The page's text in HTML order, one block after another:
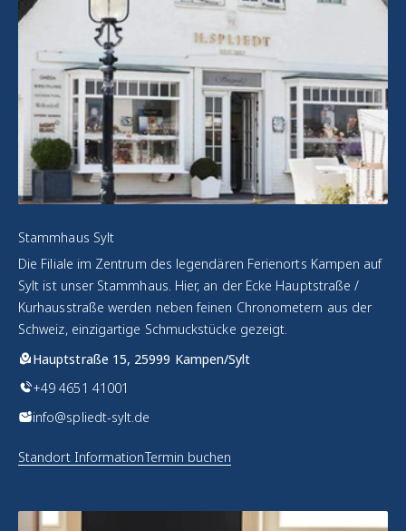
Stammhaus Sylt
Die Filiale im Zentrum des legendären Ferienorts Kampen auf
Sylt ist unser Stammhaus. Hier, an der Ecke Hauptstraße /
Kurhausstraße werden neben feinen Chronometern aus der
Schweiz, einzigartige Schmuckstücke gezeigt.
Hauptstraße 15, 25999 Kampen/Sylt
+49 4651 41001
info@spliedt-sylt.de
Standort InformationTermin buchen